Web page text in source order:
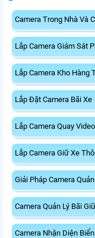
Camera Trong Nhà Và
Lắp Camera Giám Sát
Lắp Camera Kho Hàng
Lắp Đặt Camera Bãi Xe
Lắp Camera Quay
Lắp Camera Giữ Xe
Giải Pháp Camera
Camera Quản Lý Bãi
Camera Nhận Diện